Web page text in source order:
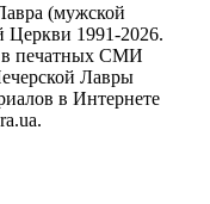
(мужской
Церкви 1991-2026.
в печатных СМИ
Лавры
в Интернете